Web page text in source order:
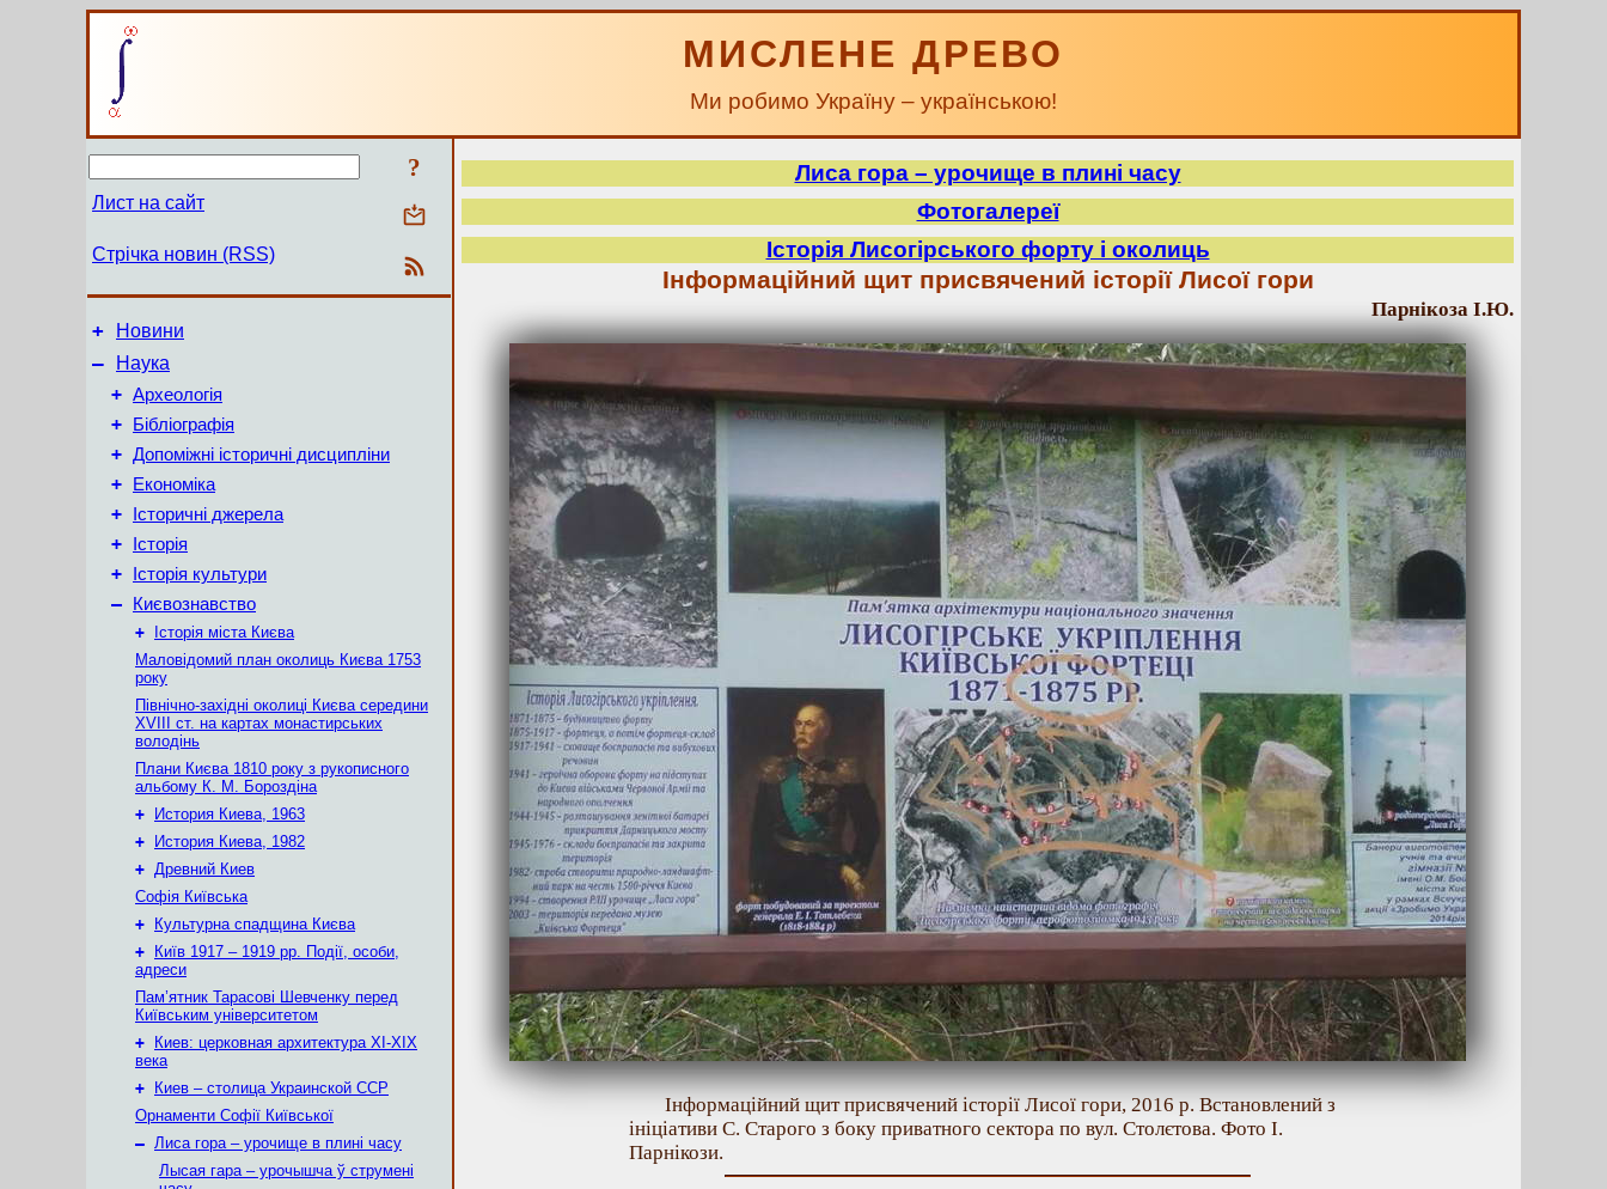
МИСЛЕНЕ ДРЕВО
Ми робимо Україну – українською!
?
Лист на сайт
Стрічка новин (RSS)
+ Новини
–
Наука
+ Археологія
+ Бібліографія
+ Допоміжні історичні дисципліни
+ Економіка
+ Історичні джерела
+ Історія
+ Історія культури
– Києвознавство
+
Історія міста Києва
Маловідомий план околиць Києва 1753
року
Північно-західні околиці Києва середини
XVIII ст. на картах монастирських
володінь
Плани Києва 1810 року з рукописного
альбому К. М. Бороздіна
+
История Киева, 1963
+
История Киева, 1982
+ Древний Киев
Софія Київська
+
Культурна спадщина Києва
+
Київ 1917 – 1919 рр. Події, особи,
адреси
Пам’ятник Тарасові Шевченку перед
Київським університетом
+
Киев: церковная архитектура XI-XIX
века
+
Киев – столица Украинской ССР
Орнаменти Софії Київської
– Лиса гора – урочище в плині часу
Лысая гара – урочышча ў струмені
Лиса гора – урочище в плині часу
Фотогалереї
Історія Лисогірського форту і околиць
Інформаційний щит присвячений історії Лисої гори
Парнікоза І.Ю.
Інформаційний щит присвячений історії Лисої гори, 2016 р. Встановлений з
ініціативи С. Старого з боку приватного сектора по вул. Столєтова. Фото І.
Парнікози.